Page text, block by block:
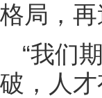
格局，
“我们
破，人